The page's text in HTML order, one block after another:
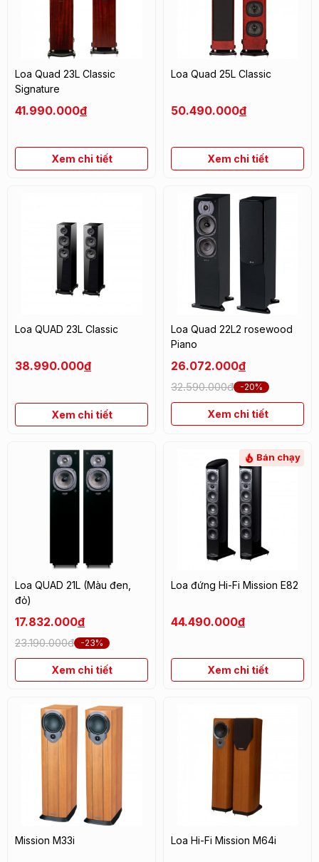
Loa Quad 23L Classic
Signature
41.990.000đ
Xem chi tiết
Loa Quad 25L Classic
50.490.000đ
Xem chi tiết
Loa QUAD 23L Classic
38.990.000đ
Xem chi tiết
Loa Quad 22L2 rosewood
Piano
26.072.000đ
32.590.000đ -20%
Xem chi tiết
Loa QUAD 21L (Màu đen,
đỏ)
17.832.000đ
23.190.000đ -23%
Xem chi tiết
Bán chạy
Loa đứng Hi-Fi Mission E82
44.490.000đ
Xem chi tiết
Mission M33i Loa Hi-Fi Mission M64i